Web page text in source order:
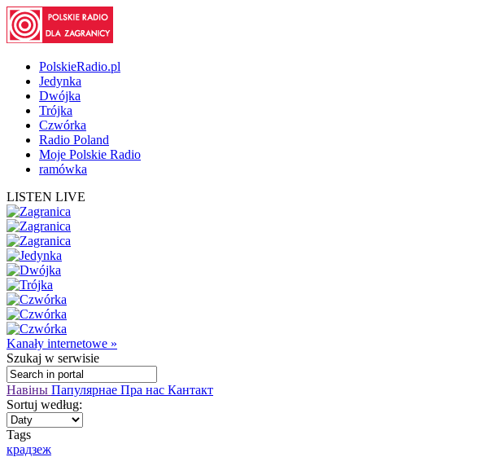
PolskieRadio.pl
Jedynka
Dwójka
Trójka
Czwórka
Radio Poland
Moje Polskie Radio
ramówka
LISTEN LIVE
Kanały internetowe »
Szukaj w serwisie
Навіны Папулярнае Пра нас Кантакт
Sortuj według:
Tags
крадзеж